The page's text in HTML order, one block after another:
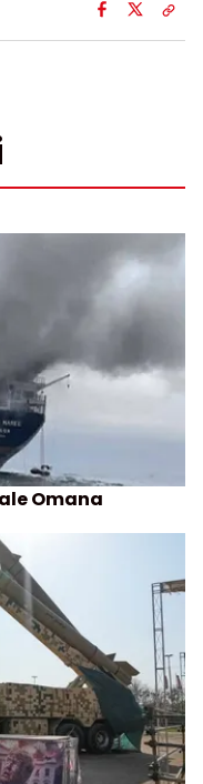
Omana